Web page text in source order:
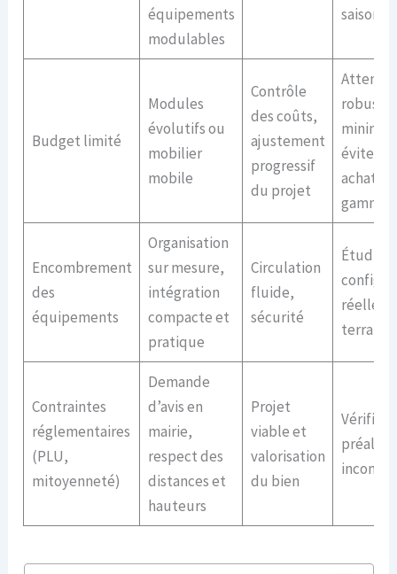
équipements
modulables
saison
Budget limité
Modules
évolutifs ou
mobilier
mobile
Contrôle
des coûts,
ajustement
progressif
du projet
éviter
achats
gamme
Encombrement
des
équipements
Organisation
sur mesure,
intégration
compacte et
pratique
Circulation
fluide,
sécurité
Étudier
réelle
terrain
Contraintes
réglementaires
(PLU,
mitoyenneté)
Demande
d’avis en
mairie,
respect des
distances et
hauteurs
Projet
viable et
valorisation
du bien